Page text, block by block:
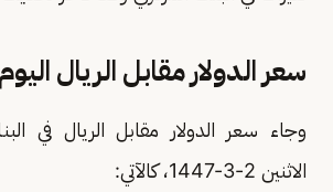
سعر الدولار مقابل الريال اليوم
وجاء سعر الدولار مقابل الريال في
الاثنين 2-3-1447، كالآتي: